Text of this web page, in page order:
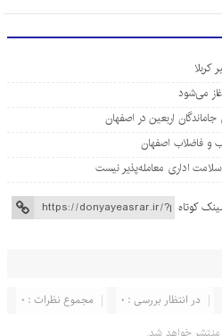
کربلا
لینک کوتاه
مجموع نظرات : 0 در انتظار بررسی : 0